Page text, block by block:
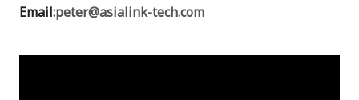
Email:peter@asialink-tech.com